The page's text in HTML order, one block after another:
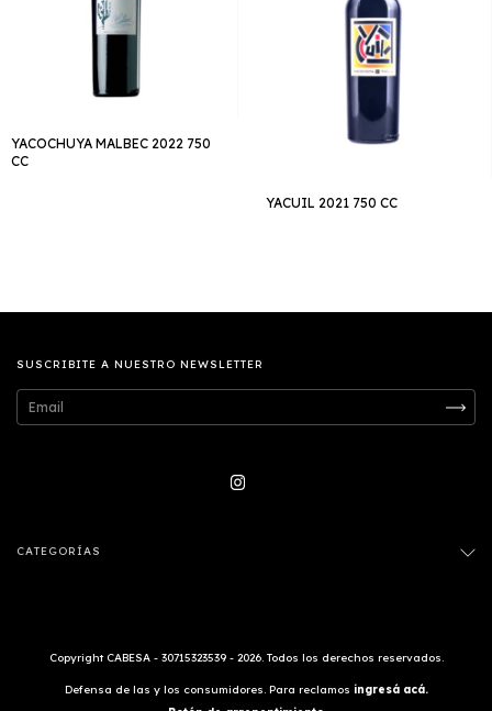
YACOCHUYA MALBEC 2022 750
CC
YACUIL 2021 750 CC
SUSCRIBITE A NUESTRO NEWSLETTER
CATEGORÍAS
Copyright CABESA - 30715323539 - 2026. Todos los derechos reservados.
Defensa de las y los consumidores. Para reclamos ingresá acá.